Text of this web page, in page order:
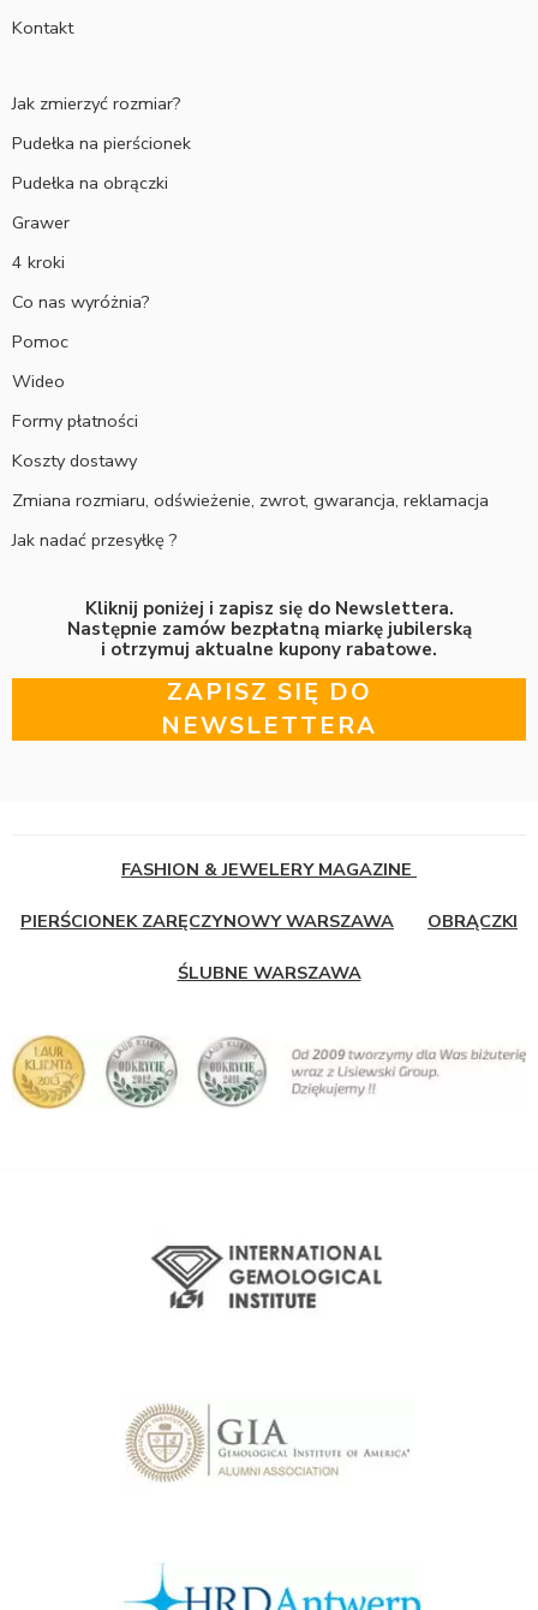
Kontakt
Jak zmierzyć rozmiar?
Pudełka na pierścionek
Pudełka na obrączki
Grawer
4 kroki
Co nas wyróżnia?
Pomoc
Wideo
Formy płatności
Koszty dostawy
Zmiana rozmiaru, odświeżenie, zwrot, gwarancja, reklamacja
Jak nadać przesyłkę ?
Kliknij poniżej i zapisz się do Newslettera.
Następnie zamów bezpłatną miarkę jubilerską
i otrzymuj aktualne kupony rabatowe.
ZAPISZ SIĘ DO
NEWSLETTERA
FASHION & JEWELERY MAGAZINE
PIERŚCIONEK ZARĘCZYNOWY WARSZAWA OBRĄCZKI
ŚLUBNE WARSZAWA